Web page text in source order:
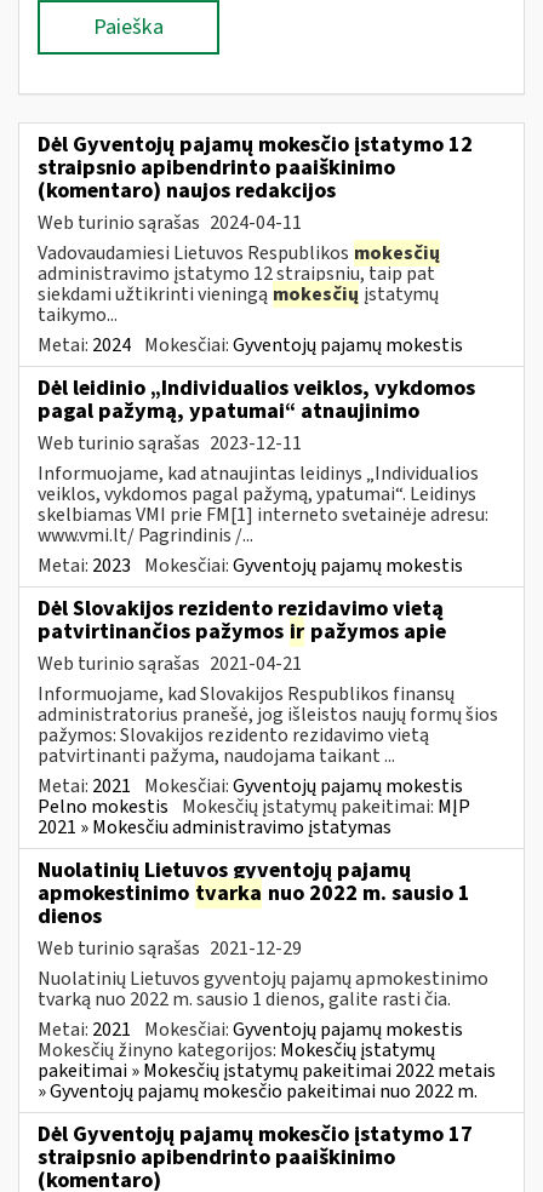
Paieška
Dėl Gyventojų pajamų mokesčio įstatymo 12
straipsnio apibendrinto paaiškinimo
(komentaro) naujos redakcijos
Web turinio sąrašas 2024-04-11
Vadovaudamiesi Lietuvos Respublikos mokesčių
administravimo įstatymo 12 straipsniu, taip pat
siekdami užtikrinti vieningą mokesčių įstatymų
taikymo...
Metai: 2024 Mokesčiai:Gyventojų pajamų mokestis
Dėl leidinio „Individualios veiklos, vykdomos
pagal pažymą, ypatumai“ atnaujinimo
Web turinio sąrašas 2023-12-11
Informuojame, kad atnaujintas leidinys „Individualios
veiklos, vykdomos pagal pažymą, ypatumai“. Leidinys
skelbiamas VMI prie FM[1] interneto svetainėje adresu:
www.vmi.lt/ Pagrindinis /...
Metai: 2023 Mokesčiai:Gyventojų pajamų mokestis
Dėl Slovakijos rezidento rezidavimo vietą
patvirtinančios pažymos ir pažymos apie
Web turinio sąrašas 2021-04-21
Informuojame, kad Slovakijos Respublikos finansų
administratorius pranešė, jog išleistos naujų formų šios
pažymos: Slovakijos rezidento rezidavimo vietą
patvirtinanti pažyma, naudojama taikant ...
Metai: 2021 Mokesčiai:Gyventojų pajamų mokestis
Pelno mokestis Mokesčių įstatymų pakeitimai: MĮP
2021 » Mokesčiu administravimo įstatymas
Nuolatinių Lietuvos gyventojų pajamų
apmokestinimo tvarka nuo 2022 m. sausio 1
dienos
Web turinio sąrašas 2021-12-29
Nuolatinių Lietuvos gyventojų pajamų apmokestinimo
tvarką nuo 2022 m. sausio 1 dienos, galite rasti čia.
Metai: 2021 Mokesčiai:Gyventojų pajamų mokestis
Mokesčių žinyno kategorijos: Mokesčių įstatymų
pakeitimai » Mokesčių įstatymų pakeitimai 2022 metais
» Gyventojų pajamų mokesčio pakeitimai nuo 2022 m.
Dėl Gyventojų pajamų mokesčio įstatymo 17
straipsnio apibendrinto paaiškinimo
(komentaro)